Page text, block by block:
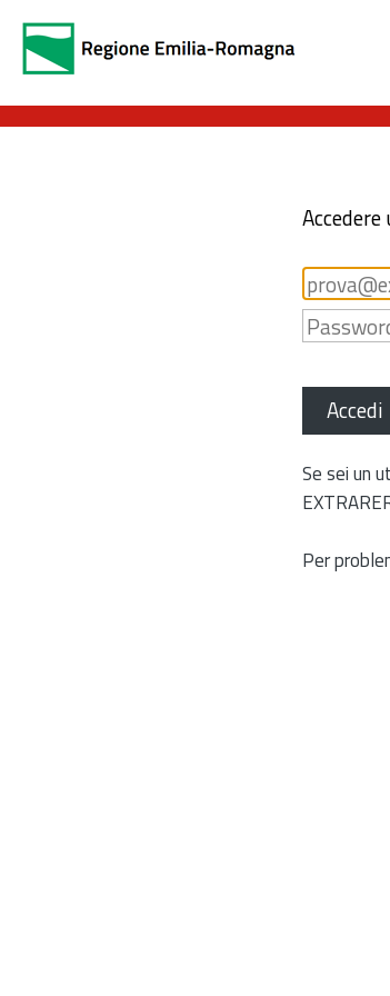
Accedi
Se sei un
Per